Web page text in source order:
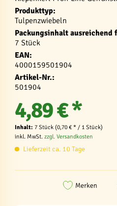
Produkttyp:
Tulpenzwiebeln
Packungsinhalt ausreichend
7 Stück
EAN:
4000159501904
Artikel-Nr.:
501904
4,89 € *
Inhalt: 7 Stück (0,70 € * / 1 Stück)
inkl. MwSt. zzgl. Versandkosten
Lieferzeit ca. 10 Tage
Merken